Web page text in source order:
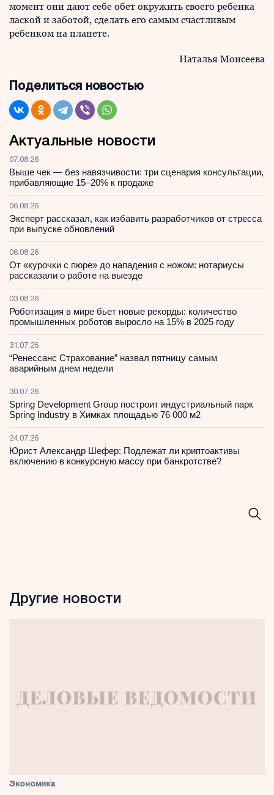
момент они дают себе обет окружить своего ребенка
лаской и заботой, сделать его самым счастливым
ребенком на планете.
Наталья Моисеева
Поделиться новостью
Актуальные новости
07.08.26
Выше чек — без навязчивости: три сценария консультации,
прибавляющие 15–20% к продаже
06.08.26
Эксперт рассказал, как избавить разработчиков от стресса
при выпуске обновлений
06.08.26
От «курочки с пюре» до нападения с ножом: нотариусы
рассказали о работе на выезде
03.08.26
Роботизация в мире бьет новые рекорды: количество
промышленных роботов выросло на 15% в 2025 году
31.07.26
“Ренессанс Страхование” назвал пятницу самым
аварийным днем недели
30.07.26
Spring Development Group построит индустриальный парк
Spring Industry в Химках площадью 76 000 м2
24.07.26
Юрист Александр Шефер: Подлежат ли криптоактивы
включению в конкурсную массу при банкротстве?
Другие новости
Экономика